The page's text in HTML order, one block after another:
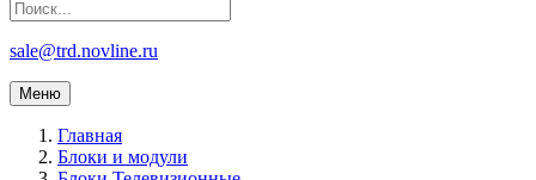
sale@trd.novline.ru
Меню
Главная
Блоки и модули